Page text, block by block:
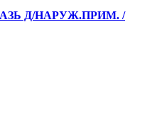
Д/НАРУЖ.ПРИМ. /